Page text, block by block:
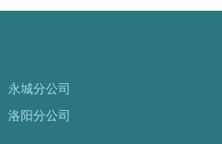
永城分公司
洛阳分公司